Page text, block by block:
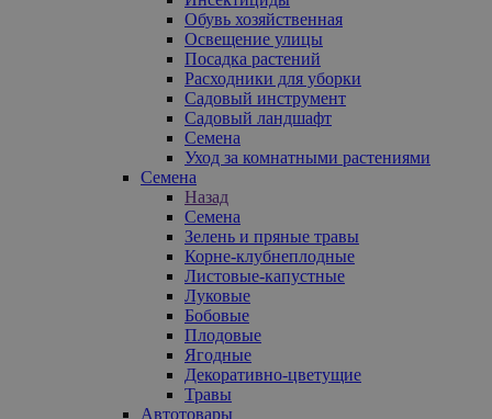
Обувь хозяйственная
Освещение улицы
Посадка растений
Расходники для уборки
Садовый инструмент
Садовый ландшафт
Семена
Уход за комнатными растениями
Семена
Назад
Семена
Зелень и пряные травы
Корне-клубнеплодные
Листовые-капустные
Луковые
Бобовые
Плодовые
Ягодные
Декоративно-цветущие
Травы
Автотовары